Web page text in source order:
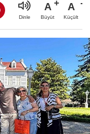
Dinle
A
Büyüt
A
Küçült